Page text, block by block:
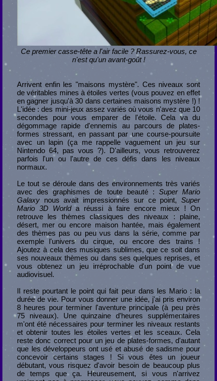
Ce premier casse-tête a l'air facile ? Rassurez-vous, ce
n'est qu'un avant-goût !
Arrivent enfin les "maisons mystère". Ces niveaux sont
de véritables mines à étoiles vertes (vous pouvez en effet
en gagner jusqu'à 30 dans certaines maisons mystère !) !
L'idée : des mini-jeux assez variés où vous n'avez que 10
secondes pour vous emparer de l'étoile. Cela va du
dégommage rapide d'ennemis au parcours de plates-
formes stressant, en passant par une course-poursuite
avec un lapin (ça me rappelle vaguement un jeu sur
Nintendo 64, pas vous ?). D'ailleurs, vous retrouverez
parfois l'un ou l'autre de ces défis dans les niveaux
normaux.
Le tout se déroule dans des environnements très variés
avec des graphismes de toute beauté : Super Mario
Galaxy nous avait impressionnés sur ce point, Super
Mario 3D Worlda réussi à faire encore mieux ! On
retrouve les thèmes classiques des niveaux : plaine,
désert, mer ou encore maison hantée, mais également
des thèmes pas ou peu vus dans la série, comme par
exemple l'univers du cirque, ou encore des trains !
Ajoutez à cela des musiques sublimes, que ce soit dans
ses nouveaux thèmes ou dans ses quelques reprises, et
vous obtenez un jeu irréprochable d'un point de vue
audiovisuel.
Il reste pourtant le point qui fait peur dans les Mario : la
durée de vie. Pour vous donner une idée, j'ai pris environ
8 heures pour terminer l'aventure principale (à peu près
75 niveaux). Une quinzaine d'heures supplémentaires
m'ont été nécessaires pour terminer les niveaux restants
et obtenir toutes les étoiles vertes et les sceaux. Cela
reste donc correct pour un jeu de plates-formes, d'autant
que les développeurs ont usé et abusé de sadisme pour
concevoir certains stages ! Si vous êtes un joueur
débutant, vous risquez d'avoir besoin de beaucoup plus
de temps que ça. Heureusement, si vous n'arrivez